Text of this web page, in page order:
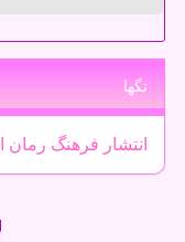
تگها
انتشار فرهنگ رمان